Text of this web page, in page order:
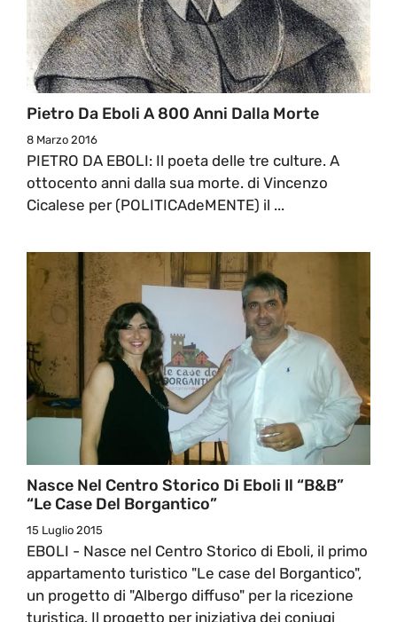
Pietro Da Eboli A 800 Anni Dalla Morte
8 Marzo 2016
PIETRO DA EBOLI: Il poeta delle tre culture. A
ottocento anni dalla sua morte. di Vincenzo
Cicalese per (POLITICAdeMENTE) il ...
Nasce Nel Centro Storico Di Eboli Il “B&B”
“Le Case Del Borgantico”
15 Luglio 2015
EBOLI - Nasce nel Centro Storico di Eboli, il primo
appartamento turistico "Le case del Borgantico",
un progetto di "Albergo diffuso" per la ricezione
turistica. Il progetto per iniziativa dei coniugi